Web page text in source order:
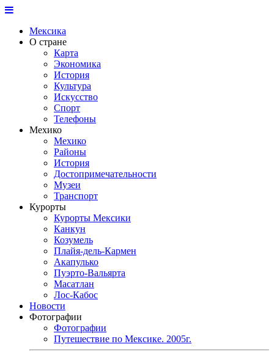
Мексика
О стране
Карта
Экономика
История
Культура
Искусство
Спорт
Телефоны
Мехико
Мехико
Районы
История
Достопримечательности
Музеи
Транспорт
Курорты
Курорты Мексики
Канкун
Козумель
Плайя-дель-Кармен
Акапулько
Пуэрто-Вальярта
Масатлан
Лос-Кабос
Новости
Фотографии
Фотографии
Путешествие по Мексике. 2005г.